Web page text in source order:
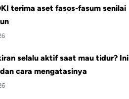
terima aset fasos-fasum senilai
selalu aktif saat mau tidur? Ini
cara mengatasinya